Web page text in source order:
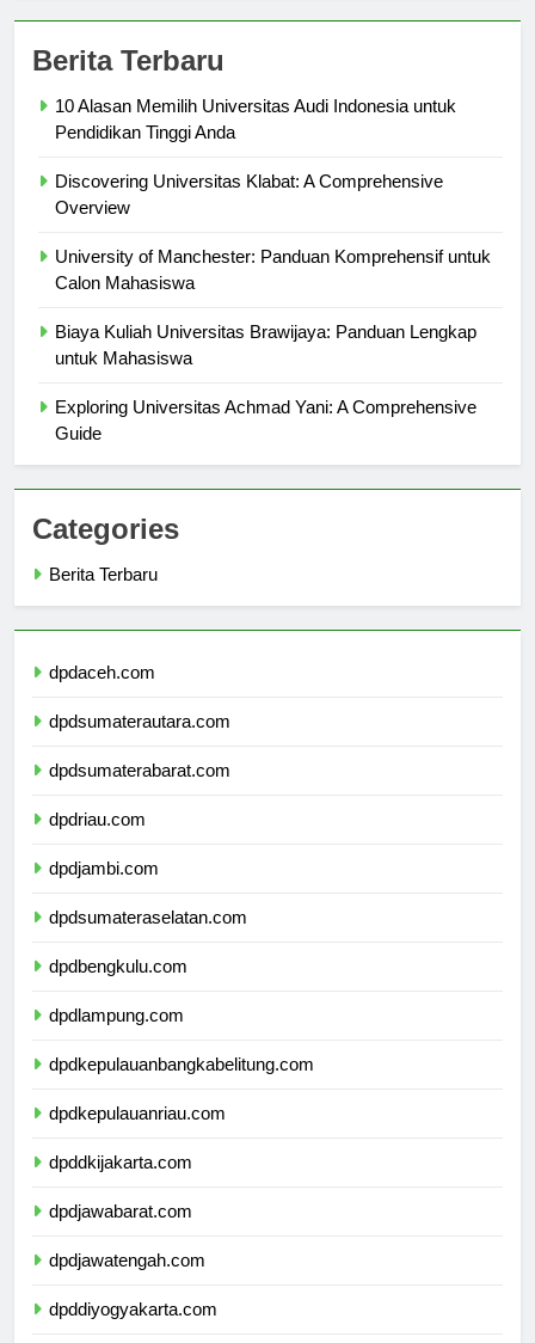
10 Alasan Memilih Universitas Audi Indonesia untuk
Discovering Universitas Klabat: A Comprehensive
University of Manchester: Panduan Komprehensif untuk
Biaya Kuliah Universitas Brawijaya: Panduan Lengkap
Exploring Universitas Achmad Yani: A Comprehensive
Categories